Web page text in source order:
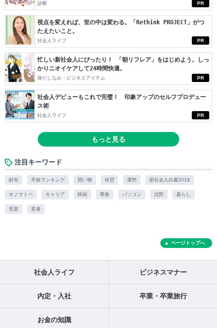
PR
診断
PR
視点を変えれば、世の中は変わる。「Rethink PROJECT」がつ
たえたいこと。
社会人ライフ
PR
忙しい新社会人にぴったり！ 「朝リフレア」をはじめよう。しっ
かりニオイケアして24時間快適。
身だしなみ・ビジネスアイテム
PR
社会人デビューもこれで完璧！ 印象アップのセルフプロデュー
ス術
社会人ライフ
もっと見る
注目キーワード
財布 卒旅ランキング 買い物 休憩 運勢 新社会人白書2018
オノマトペ キャリア 映画 尊敬 パソコン 沈黙 暮らし
音楽 若者
ページトップへ
社会人ライフ ビジネスマナー
内定・入社 卒業・卒業旅行
お金の知識